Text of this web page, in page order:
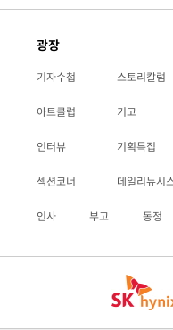
광장
기자수첩 스토리칼럼
아트클럽 기고
인터뷰 기획특집
섹션코너 데일리뉴시
인사 부고 동정